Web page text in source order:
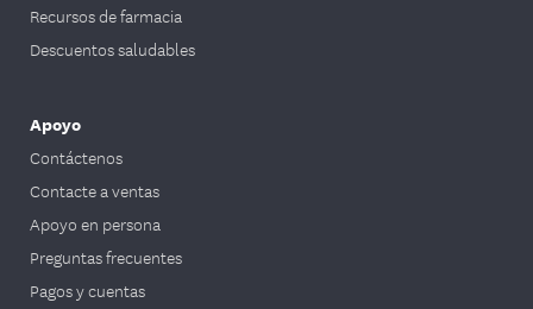
Recursos de farmacia
Descuentos saludables
Apoyo
Contáctenos
Contacte a ventas
Apoyo en persona
Preguntas frecuentes
Pagos y cuentas